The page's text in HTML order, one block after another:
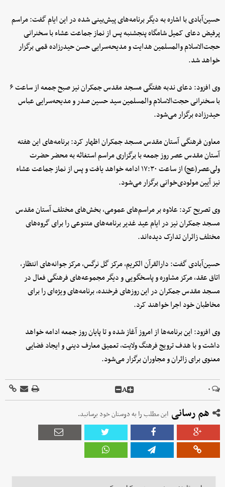
حسین‌آبادی با اشاره به دیگر برنامه‌های پیش‌بینی شده در این ایام گفت: مراسم
پرفیض دعای کمیل شامگاه پنجشنبه پس از نماز جماعت عشاء با سخنرانی
حجت‌الاسلام والمسلمین هدایت و مدیحه‌سرایی حسن حیدرزاده قمی برگزار
خواهد شد.
وی افزود: دعای ندبه هفتگی مسجد مقدس جمکران نیز صبح جمعه از ساعت ۶
با سخنرانی حجت‌الاسلام والمسلمین سید حسین صدر و مدیحه‌سرایی عباس
حیدرزاده برگزار می‌شود.
معاون فرهنگی آستان مقدس مسجد جمکران اظهار کرد: برنامه‌های این هفته
آستان مقدس عصر روز جمعه با برگزاری مراسم استغاثه به محضر حضرت
ولی‌عصر(عج) از ساعت ۱۷:۳۰ ادامه خواهد یافت و پس از نماز جماعت عشاء
نیز آیین مولودی‌خوانی برگزار می‌شود.
وی تصریح کرد: علاوه بر مراسم‌های عمومی، بخش‌های مختلف آستان مقدس
مسجد جمکران نیز در ایام عید غدیر برنامه‌های متنوعی را برای گروه‌های
مختلف زائران تدارک دیده‌اند.
حسین‌آبادی گفت: دارالقرآن الکریم، مرکز گل نرگس، مرکز جوانه‌های انتظار،
اتاق عقد، مرکز مشاوره و پاسخگویی و دیگر مجموعه‌های فرهنگی فعال در
مسجد مقدس جمکران در این روزهای فرخنده، برنامه‌های ویژه‌ای را برای
مخاطبان خود اجرا خواهند کرد.
وی افزود: این برنامه‌ها از امروز آغاز شده و تا پایان روز جمعه ادامه خواهد
داشت و با هدف ترویج فرهنگ ولایت، تعمیق معارف دینی و ایجاد فضایی
معنوی برای زائران و مجاوران برگزار می‌شود.
۰ A
هم رسانی این مطلب را به دوستان خود برسانید.